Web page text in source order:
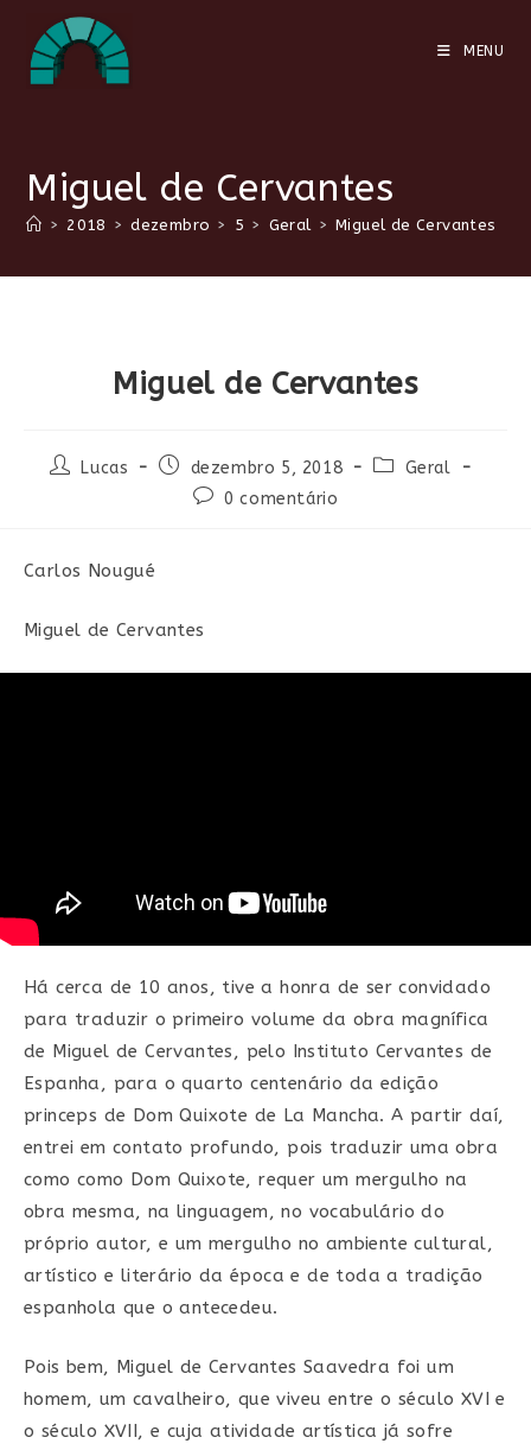
para
MENU
Miguel de Cervantes
> 2018 > dezembro > 5 > Geral > Miguel de Cervantes
Miguel de Cervantes
AutorLucas
Post
publicado:
dezembro 5, 2018
Categoria
Geral
Comentários
0 comentário
Carlos Nougué
Miguel de Cervantes
Há cerca de 10 anos, tive a honra de ser convidado
para traduzir o primeiro volume da obra magnífica
de Miguel de Cervantes, pelo Instituto Cervantes de
Espanha, para o quarto centenário da edição
princeps de Dom Quixote de La Mancha. A partir daí,
entrei em contato profundo, pois traduzir uma obra
como como Dom Quixote, requer um mergulho na
obra mesma, na linguagem, no vocabulário do
próprio autor, e um mergulho no ambiente cultural,
artístico e literário da época e de toda a tradição
espanhola que o antecedeu.
Pois bem, Miguel de Cervantes Saavedra foi um
homem, um cavalheiro, que viveu entre o século XVI e
o século XVII, e cuja atividade artística já sofre